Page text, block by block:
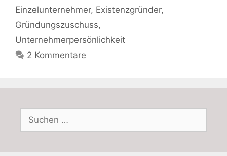
Einzelunternehmer, Existenzgründer,
Gründungszuschuss,
Unternehmerpersönlichkeit
2 Kommentare
Suchen
nach: